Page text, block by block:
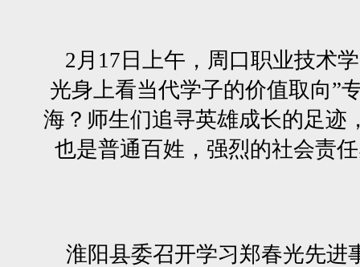
2月17日上午，周口职业技术
光身上看当代学子的价值取向”
海？师生们追寻英雄成长的足迹
也是普通百姓，强烈的社会责
淮阳县委召开学习郑春光先进